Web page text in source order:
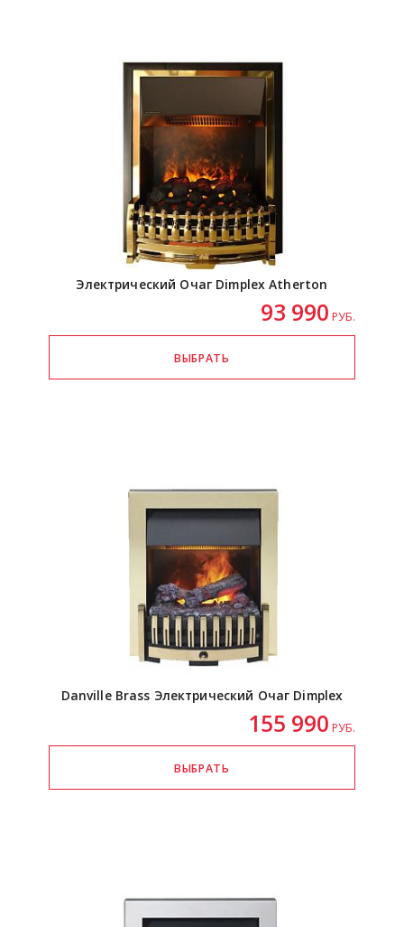
Электрический Очаг Dimplex Atherton
93 990 РУБ.
Danville Brass Электрический Очаг Dimplex
155 990 РУБ.